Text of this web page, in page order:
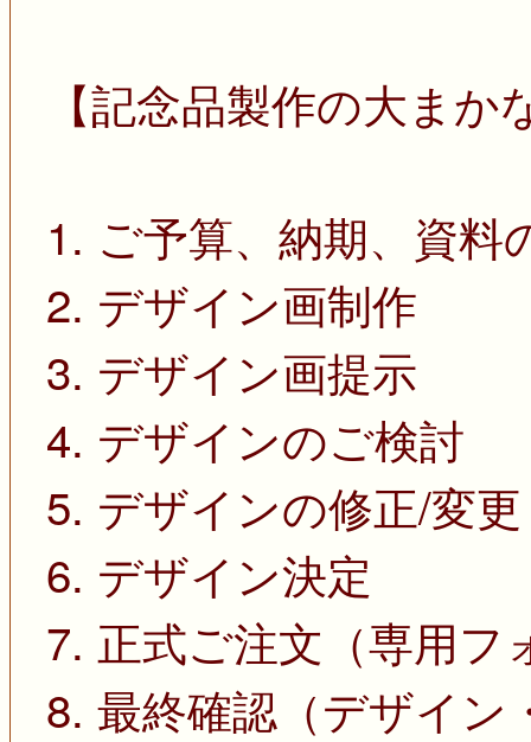
【記念品製作の大まか
1. ご予算、納期、資料
2. デザイン画制作
3. デザイン画提示
4. デザインのご検討
5. デザインの修正/変更
6. デザイン決定
7. 正式ご注文（専用フ
8. 最終確認（デザイン